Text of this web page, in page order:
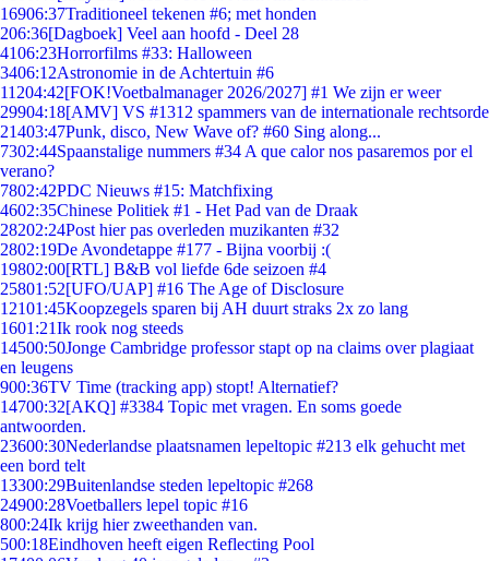
16906:37Traditioneel tekenen #6; met honden
206:36[Dagboek] Veel aan hoofd - Deel 28
4106:23Horrorfilms #33: Halloween
3406:12Astronomie in de Achtertuin #6
11204:42[FOK!Voetbalmanager 2026/2027] #1 We zijn er weer
29904:18[AMV] VS #1312 spammers van de internationale rechtsorde
21403:47Punk, disco, New Wave of? #60 Sing along...
7302:44Spaanstalige nummers #34 A que calor nos pasaremos por el
verano?
7802:42PDC Nieuws #15: Matchfixing
4602:35Chinese Politiek #1 - Het Pad van de Draak
28202:24Post hier pas overleden muzikanten #32
2802:19De Avondetappe #177 - Bijna voorbij :(
19802:00[RTL] B&B vol liefde 6de seizoen #4
25801:52[UFO/UAP] #16 The Age of Disclosure
12101:45Koopzegels sparen bij AH duurt straks 2x zo lang
1601:21Ik rook nog steeds
14500:50Jonge Cambridge professor stapt op na claims over plagiaat
en leugens
900:36TV Time (tracking app) stopt! Alternatief?
14700:32[AKQ] #3384 Topic met vragen. En soms goede
antwoorden.
23600:30Nederlandse plaatsnamen lepeltopic #213 elk gehucht met
een bord telt
13300:29Buitenlandse steden lepeltopic #268
24900:28Voetballers lepel topic #16
800:24Ik krijg hier zweethanden van.
500:18Eindhoven heeft eigen Reflecting Pool